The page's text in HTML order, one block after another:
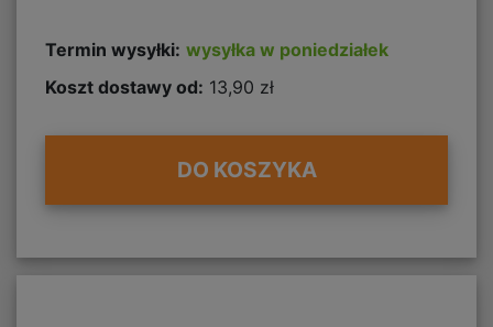
Termin wysyłki: wysyłka w poniedziałek
Koszt dostawy od: 13,90 zł
DO KOSZYKA